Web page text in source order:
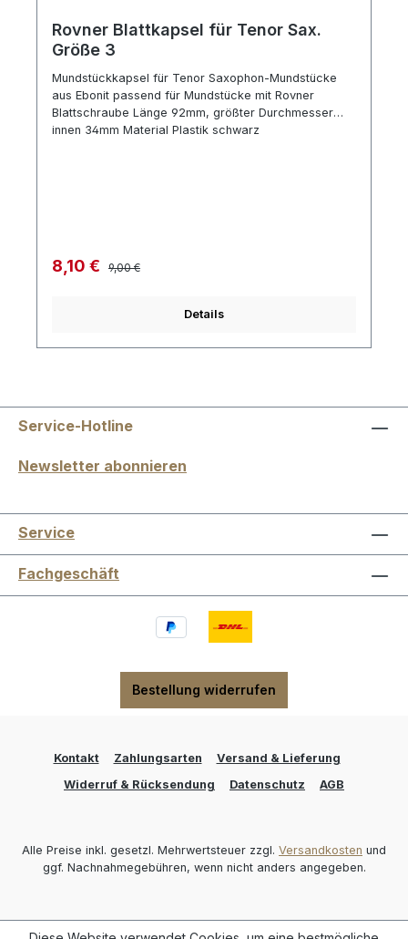
Rovner Blattkapsel für Tenor Sax.
Größe 3
Mundstückkapsel für Tenor Saxophon-Mundstücke
aus Ebonit passend für Mundstücke mit Rovner
Blattschraube Länge 92mm, größter Durchmesser
Verkaufspreis:
8,10 € Regulärer Preis:
9,00 €
Details
Service-Hotline
Newsletter abonnieren
Service
Fachgeschäft
Bestellung widerrufen
Kontakt Zahlungsarten
Versand & Lieferung
Widerruf & Rücksendung
Datenschutz AGB
Alle Preise inkl. gesetzl. Mehrwertsteuer zzgl. Versandkosten und
ggf. Nachnahmegebühren, wenn nicht anders angegeben.